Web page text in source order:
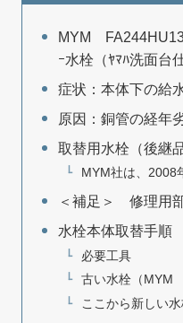
MYM
ｰ水栓（ﾔﾏﾊ洗面台
症状：本体下の給
原因：銅管の経年
取替用水栓（後
MYM社は、2008
＜補足＞ 修理用
水栓本体取替手順
必要工具
古い水栓（MYM
ここから新しい